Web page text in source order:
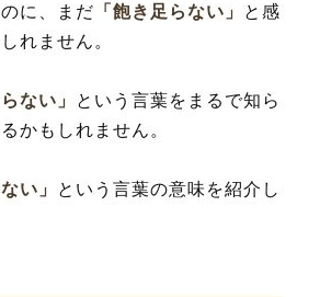
に、まだ 「飽き足らない」 と感
れません。
ない」
という言葉をまるで知ら
かもしれません。
い」
という言葉の意味を紹介し